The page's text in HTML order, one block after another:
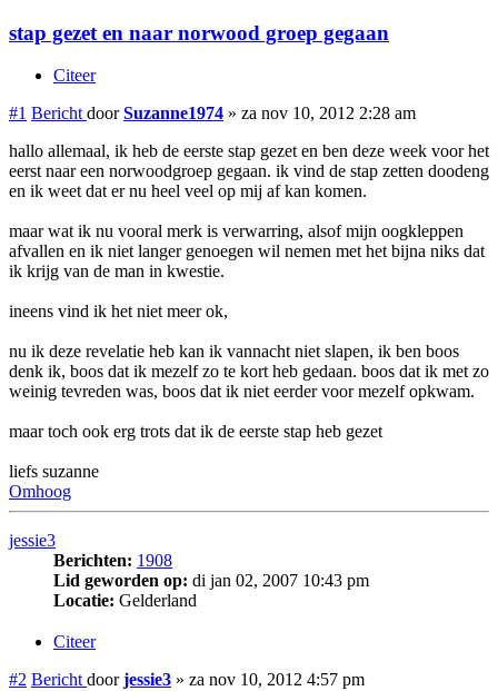
stap gezet en naar norwood groep gegaan
Citeer
#1 Bericht doorSuzanne1974 » za nov 10, 2012 2:28 am
hallo allemaal, ik heb de eerste stap gezet en ben deze week voor het
eerst naar een norwoodgroep gegaan. ik vind de stap zetten doodeng
en ik weet dat er nu heel veel op mij af kan komen.
maar wat ik nu vooral merk is verwarring, alsof mijn oogkleppen
afvallen en ik niet langer genoegen wil nemen met het bijna niks dat
ik krijg van de man in kwestie.
ineens vind ik het niet meer ok,
nu ik deze revelatie heb kan ik vannacht niet slapen, ik ben boos
denk ik, boos dat ik mezelf zo te kort heb gedaan. boos dat ik met zo
weinig tevreden was, boos dat ik niet eerder voor mezelf opkwam.
maar toch ook erg trots dat ik de eerste stap heb gezet
liefs suzanne
Omhoog
jessie3
Berichten: 1908
Lid geworden op: di jan 02, 2007 10:43 pm
Locatie: Gelderland
Citeer
#2 Bericht doorjessie3 » za nov 10, 2012 4:57 pm